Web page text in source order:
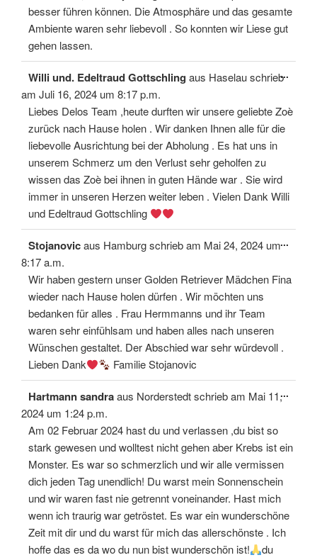
besser führen können. Die Atmosphäre und das gesamte
Ambiente waren sehr liebevoll . So konnten wir Liese gut
gehen lassen.
Willi und. Edeltraud Gottschling aus Haselauschrieb
am Juli 16, 2024 um 8:17 p.m.
Liebes Delos Team ,heute durften wir unsere geliebte Zoè
zurück nach Hause holen . Wir danken Ihnen alle für die
liebevolle Ausrichtung bei der Abholung . Es hat uns in
unserem Schmerz um den Verlust sehr geholfen zu
wissen das Zoè bei ihnen in guten Hände war . Sie wird
immer in unseren Herzen weiter leben . Vielen Dank Willi
und Edeltraud Gottschling
...
Stojanovicaus Hamburgschrieb am Mai 24, 2024 um
8:17 a.m.
Wir haben gestern unser Golden Retriever Mädchen Fina
wieder nach Hause holen dürfen . Wir möchten uns
bedanken für alles . Frau Hermmanns und ihr Team
waren sehr einfühlsam und haben alles nach unseren
Wünschen gestaltet. Der Abschied war sehr würdevoll .
Lieben Dank
Familie Stojanovic
...
Hartmann sandraaus Norderstedtschrieb am Mai 11,
2024 um 1:24 p.m.
Am 02 Februar 2024 hast du und verlassen ,du bist so
stark gewesen und wolltest nicht gehen aber Krebs ist ein
Monster. Es war so schmerzlich und wir alle vermissen
dich jeden Tag unendlich! Du warst mein Sonnenschein
und wir waren fast nie getrennt voneinander. Hast mich
wenn ich traurig war getröstet. Es war ein wunderschöne
Zeit mit dir und du warst für mich das allerschönste . Ich
hoffe das es da wo du nun bist wunderschön ist!
du
...